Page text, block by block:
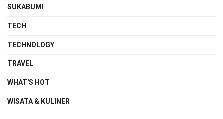
SUKABUMI
TECH
TECHNOLOGY
TRAVEL
WHAT'S HOT
WISATA & KULINER